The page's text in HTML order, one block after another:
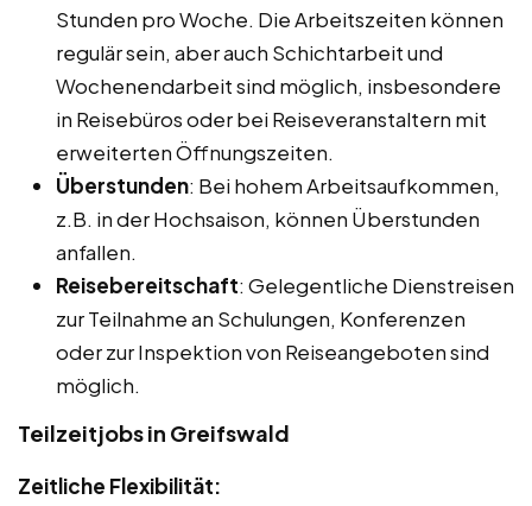
Stunden pro Woche. Die Arbeitszeiten können
regulär sein, aber auch Schichtarbeit und
Wochenendarbeit sind möglich, insbesondere
in Reisebüros oder bei Reiseveranstaltern mit
erweiterten Öffnungszeiten.
Überstunden: Bei hohem Arbeitsaufkommen,
z.B. in der Hochsaison, können Überstunden
anfallen.
Reisebereitschaft: Gelegentliche Dienstreisen
zur Teilnahme an Schulungen, Konferenzen
oder zur Inspektion von Reiseangeboten sind
möglich.
Teilzeitjobs in Greifswald
Zeitliche Flexibilität: